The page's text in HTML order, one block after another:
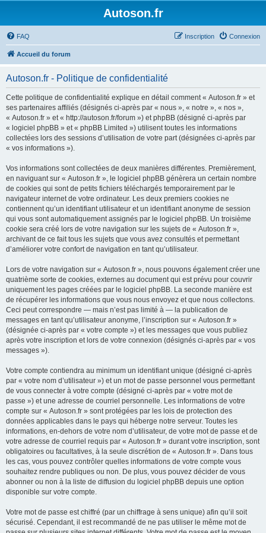
Autoson.fr
FAQ Connexion
Inscription
Accueil du forum
Autoson.fr - Politique de confidentialité
Cette politique de confidentialité explique en détail comment « Autoson.fr » et
ses partenaires affiliés (désignés ci-après par « nous », « notre », « nos »,
« Autoson.fr » et « http://autoson.fr/forum ») et phpBB (désigné ci-après par
« logiciel phpBB » et « phpBB Limited ») utilisent toutes les informations
collectées lors des sessions d’utilisation de votre part (désignées ci-après par
« vos informations »).
Vos informations sont collectées de deux manières différentes. Premièrement,
en naviguant sur « Autoson.fr », le logiciel phpBB génèrera un certain nombre
de cookies qui sont de petits fichiers téléchargés temporairement par le
navigateur internet de votre ordinateur. Les deux premiers cookies ne
contiennent qu’un identifiant utilisateur et un identifiant anonyme de session
qui vous sont automatiquement assignés par le logiciel phpBB. Un troisième
cookie sera créé lors de votre navigation sur les sujets de « Autoson.fr »,
archivant de ce fait tous les sujets que vous avez consultés et permettant
d’améliorer votre confort de navigation en tant qu’utilisateur.
Lors de votre navigation sur « Autoson.fr », nous pouvons également créer une
quatrième sorte de cookies, externes au document qui est prévu pour couvrir
uniquement les pages créées par le logiciel phpBB. La seconde manière est
de récupérer les informations que vous nous envoyez et que nous collectons.
Ceci peut correspondre — mais n’est pas limité à — la publication de
messages en tant qu’utilisateur anonyme, l’inscription sur « Autoson.fr »
(désignée ci-après par « votre compte ») et les messages que vous publiez
après votre inscription et lors de votre connexion (désignés ci-après par « vos
messages »).
Votre compte contiendra au minimum un identifiant unique (désigné ci-après
par « votre nom d’utilisateur ») et un mot de passe personnel vous permettant
de vous connecter à votre compte (désigné ci-après par « votre mot de
passe ») et une adresse de courriel personnelle. Les informations de votre
compte sur « Autoson.fr » sont protégées par les lois de protection des
données applicables dans le pays qui héberge notre serveur. Toutes les
informations, en-dehors de votre nom d’utilisateur, de votre mot de passe et de
votre adresse de courriel requis par « Autoson.fr » durant votre inscription, sont
obligatoires ou facultatives, à la seule discrétion de « Autoson.fr ». Dans tous
les cas, vous pouvez contrôler quelles informations de votre compte vous
souhaitez rendre publiques ou non. De plus, vous pouvez décider de vous
abonner ou non à la liste de diffusion du logiciel phpBB depuis une option
disponible sur votre compte.
Votre mot de passe est chiffré (par un chiffrage à sens unique) afin qu’il soit
sécurisé. Cependant, il est recommandé de ne pas utiliser le même mot de